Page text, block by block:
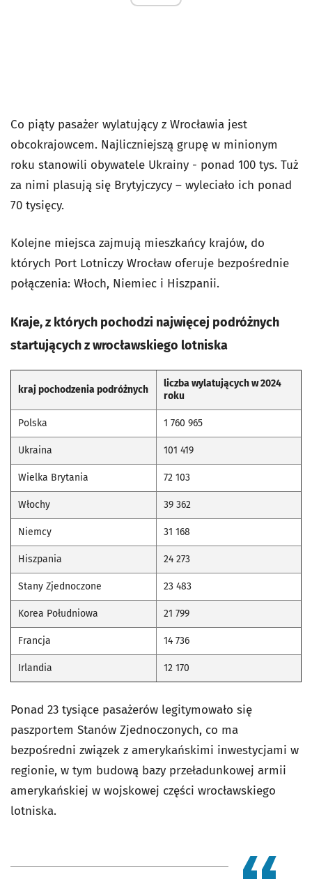
Co piąty pasażer wylatujący z Wrocławia jest
obcokrajowcem. Najliczniejszą grupę w minionym
roku stanowili obywatele Ukrainy - ponad 100 tys. Tuż
za nimi plasują się Brytyjczycy – wyleciało ich ponad
70 tysięcy.
Kolejne miejsca zajmują mieszkańcy krajów, do
których Port Lotniczy Wrocław oferuje bezpośrednie
połączenia: Włoch, Niemiec i Hiszpanii.
Kraje, z których pochodzi najwięcej podróżnych
startujących z wrocławskiego lotniska
kraj pochodzenia podróżnych
liczba wylatujących w 2024
roku
Polska 1 760 965
Ukraina 101 419
Wielka Brytania 72 103
Włochy 39 362
Niemcy 31 168
Hiszpania 24 273
Stany Zjednoczone 23 483
Korea Południowa 21 799
Francja 14 736
Irlandia 12 170
Ponad 23 tysiące pasażerów legitymowało się
paszportem Stanów Zjednoczonych, co ma
bezpośredni związek z amerykańskimi inwestycjami w
regionie, w tym budową bazy przeładunkowej armii
amerykańskiej w wojskowej części wrocławskiego
lotniska.